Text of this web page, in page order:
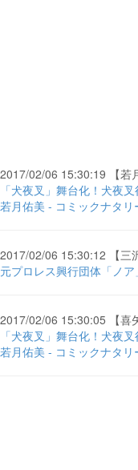
2017/02/06 15:30:19 【若
「犬夜叉」舞台化！犬夜
若月佑美 - コミックナタリ
2017/02/06 15:30:12 【三
元プロレス興行団体「ノ
2017/02/06 15:30:05 【喜
「犬夜叉」舞台化！犬夜
若月佑美 - コミックナタリ